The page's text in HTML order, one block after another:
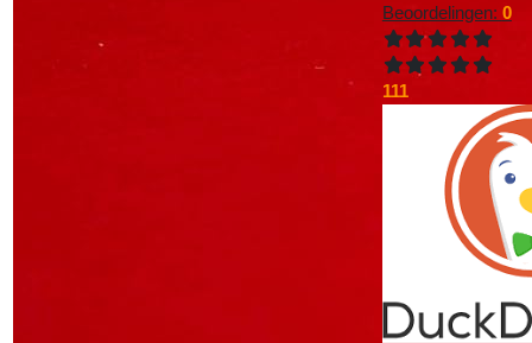
Beoordelingen: 0
111